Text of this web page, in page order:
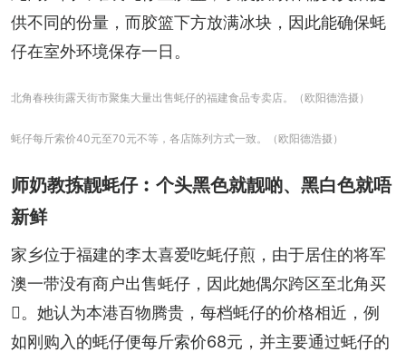
供不同的份量，而胶篮下方放满冰块，因此能确保蚝
仔在室外环境保存一日。
北角春秧街露天街市聚集大量出售蚝仔的福建食品专卖店。（欧阳德浩摄）
蚝仔每斤索价40元至70元不等，各店陈列方式一致。（欧阳德浩摄）
师奶教拣靓蚝仔︰个头黑色就靓啲、黑白色就唔
新鲜
家乡位于福建的李太喜爱吃蚝仔煎，由于居住的将军
澳一带没有商户出售蚝仔，因此她偶尔跨区至北角买
𩠌。她认为本港百物腾贵，每档蚝仔的价格相近，例
如刚购入的蚝仔便每斤索价68元，并主要通过蚝仔的